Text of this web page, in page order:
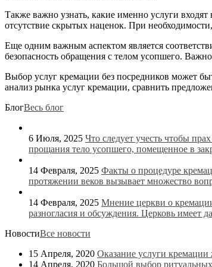
Также важно узнать, какие именно услуги
отсутствие скрытых наценок. При
Еще одним важным аспектом является
безопасность обращения с телом усопшего.
Выбор услуг кремации без посредников может
анализ рынка услуг кремации, сравнить
БлогВесь блог
6 Июля, 2025 Что следует учесть чтобы
прощания тело усопшего, помещенное в
14 Февраля, 2025 Факты о процедуре
протяжении веков вызывает множество
14 Февраля, 2025 Мнение церкви о
разногласия и обсуждения. Церковь
НовостиВсе новости
15 Апреля, 2020 Оказание услуги
14 Апреля, 2020 Большой выбор